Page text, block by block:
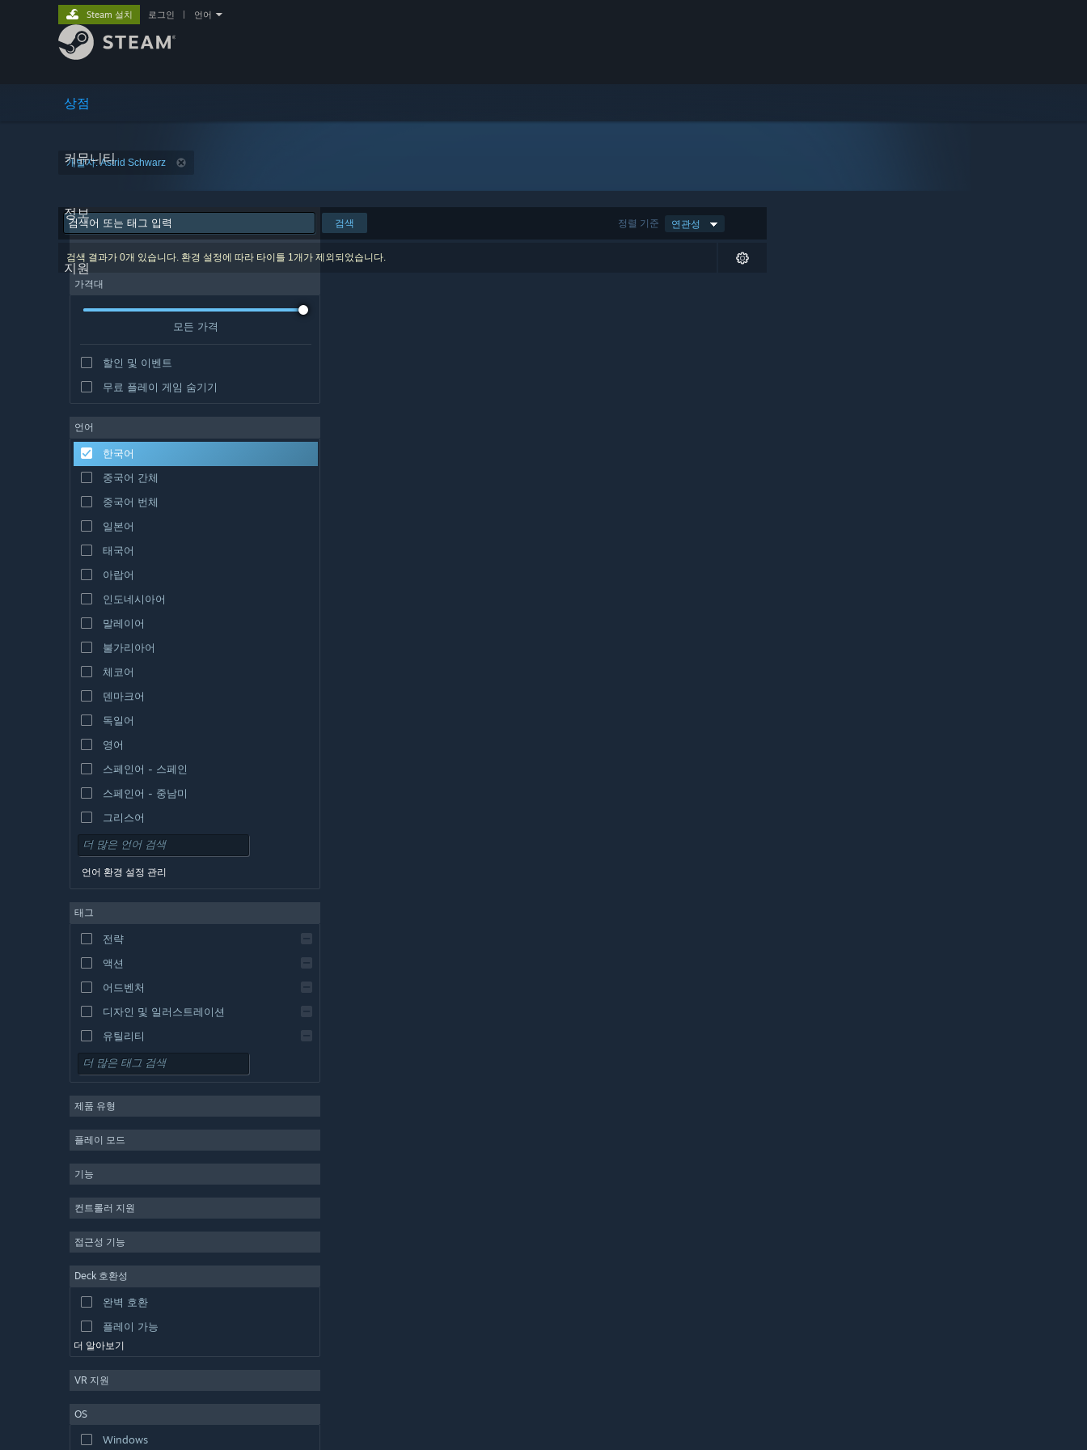
상점
커뮤니티
정보
지원
Steam 설치 로그인 언어
개발자: Astrid Schwarz
정렬 기준 연관성
검색
검색 결과가 0개 있습니다. 환경 설정에 따라 타이틀 1개가 제외되었습니다.
가격대
모든 가격
할인 및 이벤트
무료 플레이 게임 숨기기
언어
한국어
중국어 간체
중국어 번체
일본어
태국어
아랍어
인도네시아어
말레이어
불가리아어
체코어
덴마크어
독일어
영어
스페인어 - 스페인
스페인어 - 중남미
그리스어
언어 환경 설정 관리
태그
전략
액션
어드벤처
디자인 및 일러스트레이션
유틸리티
무료 플레이
MMO
시뮬레이션
동영상 제작
사진 편집
제품 유형
플레이 모드
기능
컨트롤러 지원
접근성 기능
Deck 호환성
완벽 호환
플레이 가능
더 알아보기
VR 지원
OS
Windows